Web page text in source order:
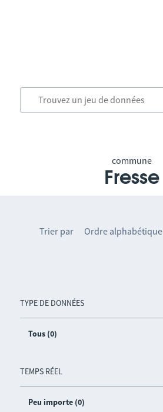
commune
Fresse
TYPE DE DONNÉES
Tous (0)
TEMPS RÉEL
Peu importe (0)
Trier par Ordre alphabétique